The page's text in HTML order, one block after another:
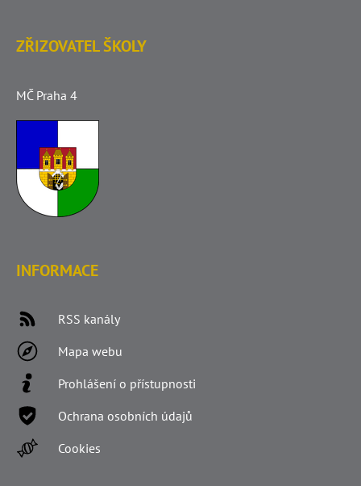
ZŘIZOVATEL ŠKOLY
MČ Praha 4
INFORMACE
RSS kanály
Mapa webu
Prohlášení o přístupnosti
Ochrana osobních údajů
Cookies